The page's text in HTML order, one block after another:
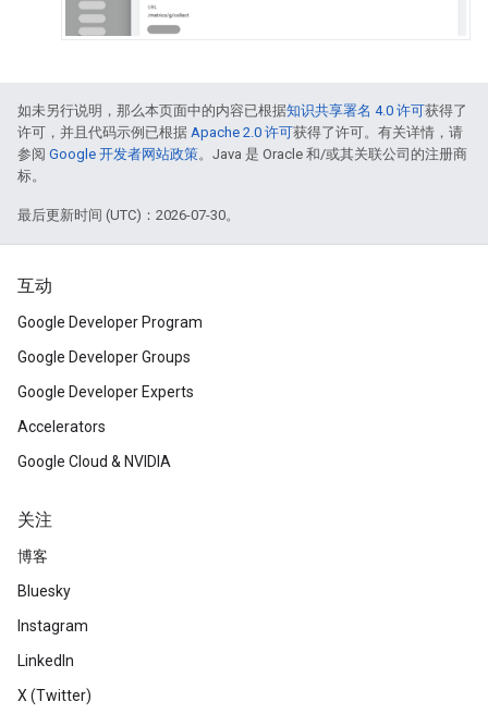
如未另行说明，那么本页面中的内容已根据知识共享署名 4.0 许可获得了
许可，并且代码示例已根据 Apache 2.0 许可获得了许可。有关详情，请
参阅 Google 开发者网站政策。Java 是 Oracle 和/或其关联公司的注册商
标。
最后更新时间 (UTC)：2026-07-30。
互动
Google Developer Program
Google Developer Groups
Google Developer Experts
Accelerators
Google Cloud & NVIDIA
关注
博客
Bluesky
Instagram
LinkedIn
X (Twitter)